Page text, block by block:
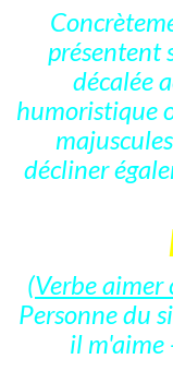
présentent
décalée
humoristique
décliner
(Verbe aimer
Personne du
il m'aime